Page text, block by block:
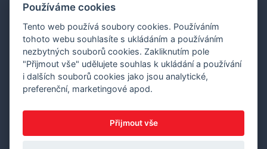
Pro prodejce
Premium
Financování vozu
Pojištění vozu
Další stránky
Ochrana soukromí
Kontakt
info@prodamauto.cz
Používáme cookies
Tento web používá soubory cookies. Používáním
tohoto webu souhlasíte s ukládáním a používáním
nezbytných souborů cookies. Zakliknutím pole
"Přijmout vše" udělujete souhlas k ukládání a používání
i dalších souborů cookies jako jsou analytické,
preferenční, marketingové apod.
Přijmout vše